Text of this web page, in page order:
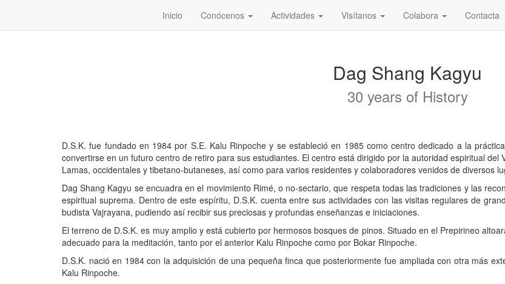
Inicio Conócenos Actividades Visítanos Colabora Contacta
Dag Shang Kagyu
30 years of History
D.S.K. fue fundado en 1984 por S.E. Kalu Rinpoche y se estableció en 1985 como centro dedicado a la
convertirse en un futuro centro de retiro para sus estudiantes. El centro está dirigido por la autoridad espiritual
Lamas, occidentales y tibetano-butaneses, así como para varios residentes y colaboradores venidos de diversos
Dag Shang Kagyu se encuadra en el movimiento Rimé, o no-sectario, que respeta todas las tradiciones y las
espiritual suprema. Dentro de este espíritu, D.S.K. cuenta entre sus actividades con las visitas regulares de
budista Vajrayana, pudiendo así recibir sus preciosas y profundas enseñanzas e iniciaciones.
El terreno de D.S.K. es muy amplio y está cubierto por hermosos bosques de pinos. Situado en el Prepirineo
adecuado para la meditación, tanto por el anterior Kalu Rinpoche como por Bokar Rinpoche.
D.S.K. nació en 1984 con la adquisición de una pequeña finca que posteriormente fue ampliada con otra más
Kalu Rinpoche.